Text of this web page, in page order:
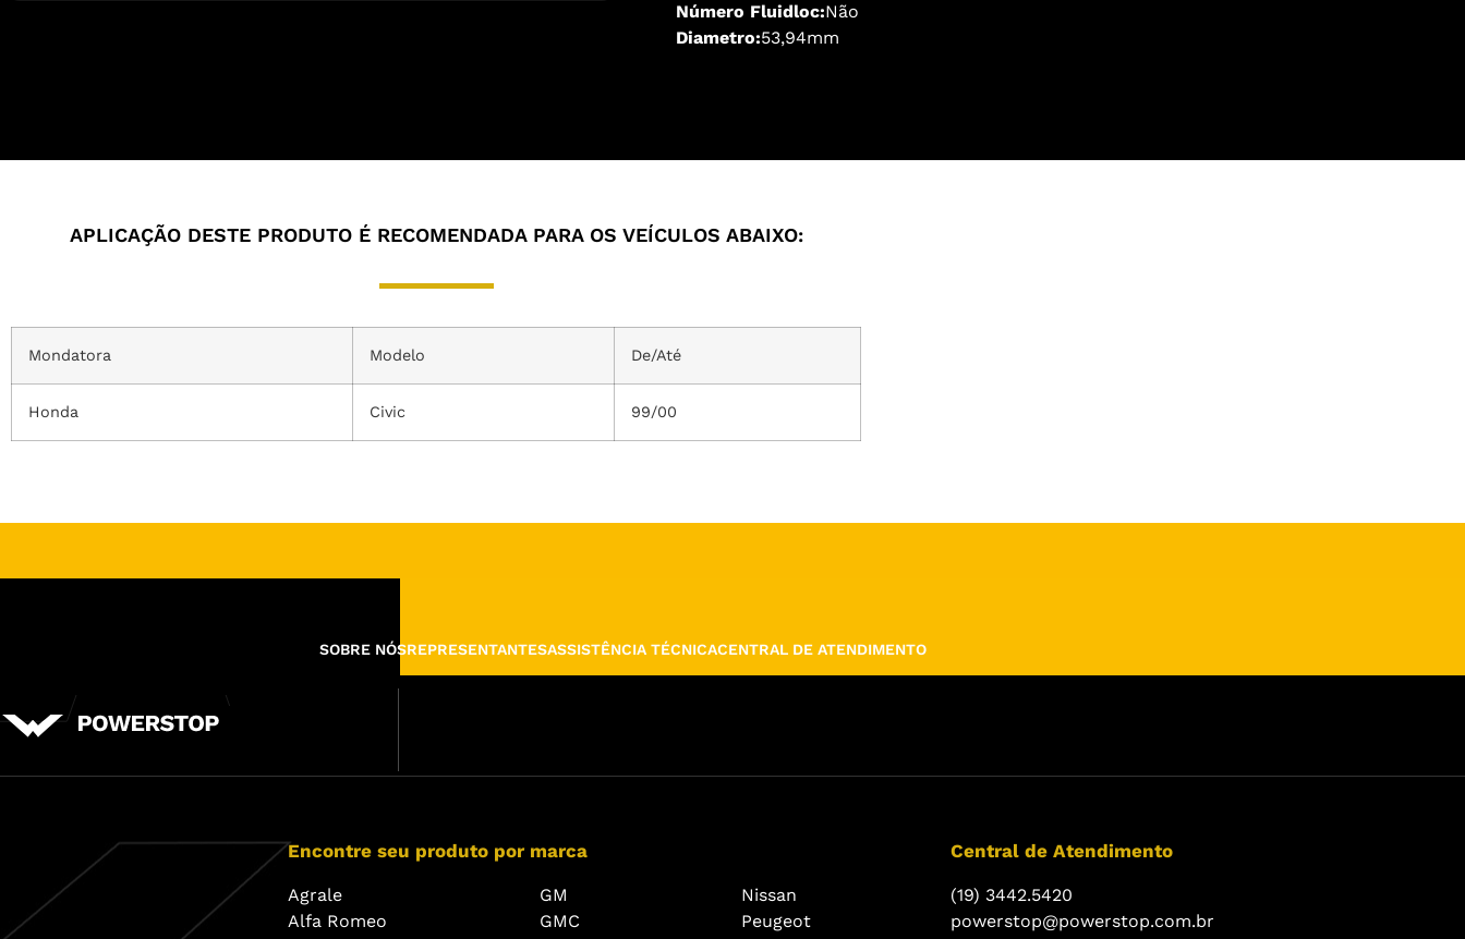
Número Fluidloc:Não
Diametro:53,94mm
APLICAÇÃO DESTE PRODUTO É RECOMENDADA PARA OS VEÍCULOS ABAIXO:
Mondatora Modelo De/Até
Honda Civic 99/00
SOBRE NÓSREPRESENTANTESASSISTÊNCIA TÉCNICACENTRAL DE ATENDIMENTO
Encontre seu produto por marca
Agrale
Alfa Romeo
GM
GMC
Nissan
Peugeot
Central de Atendimento
(19) 3442.5420
powerstop@powerstop.com.br